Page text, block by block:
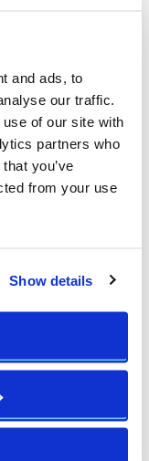
and ads, to
our traffic.
of our site with
partners who
you’ve
from your use
Show details
solo per i
on-line non è
ditte, riunioni o
che
specifica ed
si intende
soddisfa tutti i
line garantito". In
ed